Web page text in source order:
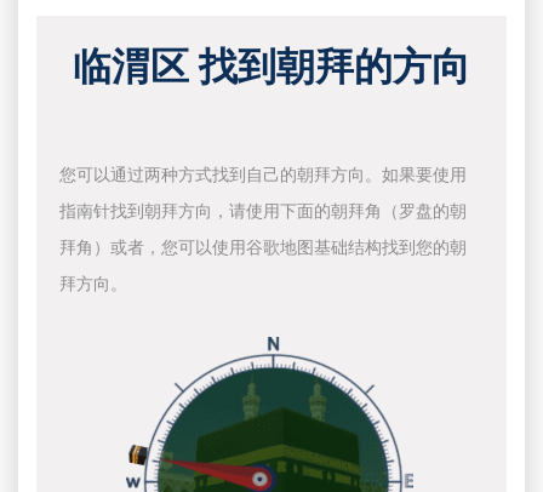
临渭区 找到朝拜的方向
您可以通过两种方式找到自己的朝拜方向。如果要使用
指南针找到朝拜方向，请使用下面的朝拜角（罗盘的朝
拜角）或者，您可以使用谷歌地图基础结构找到您的朝
拜方向。